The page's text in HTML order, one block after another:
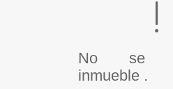
No se
inmueble .